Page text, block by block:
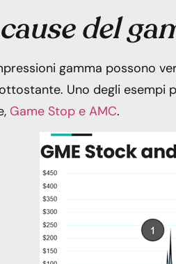
del
gamma possono
Uno degli esempi
Game Stop e AMC.